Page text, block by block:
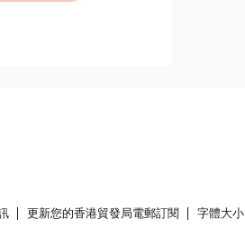
更新您的香港貿發局電郵訂閱 字體大小